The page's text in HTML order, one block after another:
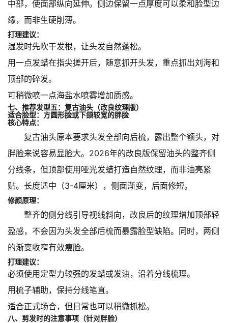
中部，使面部纵向延伸。侧边保留一点厚度可以柔和脸型边
缘，而非生硬削薄。
打理建议：
湿发时先吹干发根，让头发自然蓬松。
用一点发蜡在指尖搓开后，随意抓开头发，重点抓出刘海和
顶部的碎发。
可稍微喷一点海盐水喷雾增加质感。
七、推荐发型五：复古油头（改良纹理版）
适合脸型：方圆形脸或下颌较宽的胖脸
核心特点：
复古油头原本要求头发全部向后梳，露出整个额头，对
胖脸来说容易显脸大。2026年的改良版保留油头的整齐侧
分线条，但顶部使用哑光发蜡打造自然纹理，而非油亮紧
贴。长度适中（3-4厘米），侧面渐变，后面修短。
修颜原理：
整齐的侧分线引导视线斜向，改良后的纹理增加顶部轻
盈感，不会因为头发全部后梳而暴露脸型缺陷。同时，两侧
的渐变收窄有效瘦脸。
打理建议：
必须使用定型力较强的发蜡或发油，沿着分线梳理。
用梳子辅助，保持分线笔直。
适合正式场合，但日常也可以稍微抓松。
八、剪发时的注意事项（针对胖脸）